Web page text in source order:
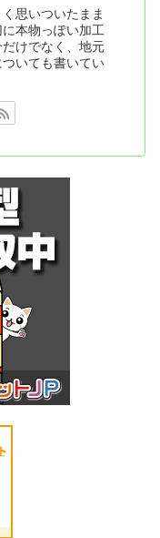
思いついたまま
本物っぽい加工
けでなく、地元
いても書いてい